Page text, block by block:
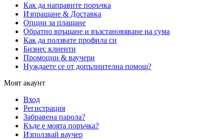
Как да направите поръчка
Изпращане & Доставка
Опции за плащане
Обратно връщане и възстановяване на сума
Как да ползвате профила си
Бизнес клиенти
Промоции & ваучери
Нуждаете се от допълнителна помощ?
Моят акаунт
Вход
Регистрация
Забравена парола?
Къде е моята поръчка?
Използвай ваучер